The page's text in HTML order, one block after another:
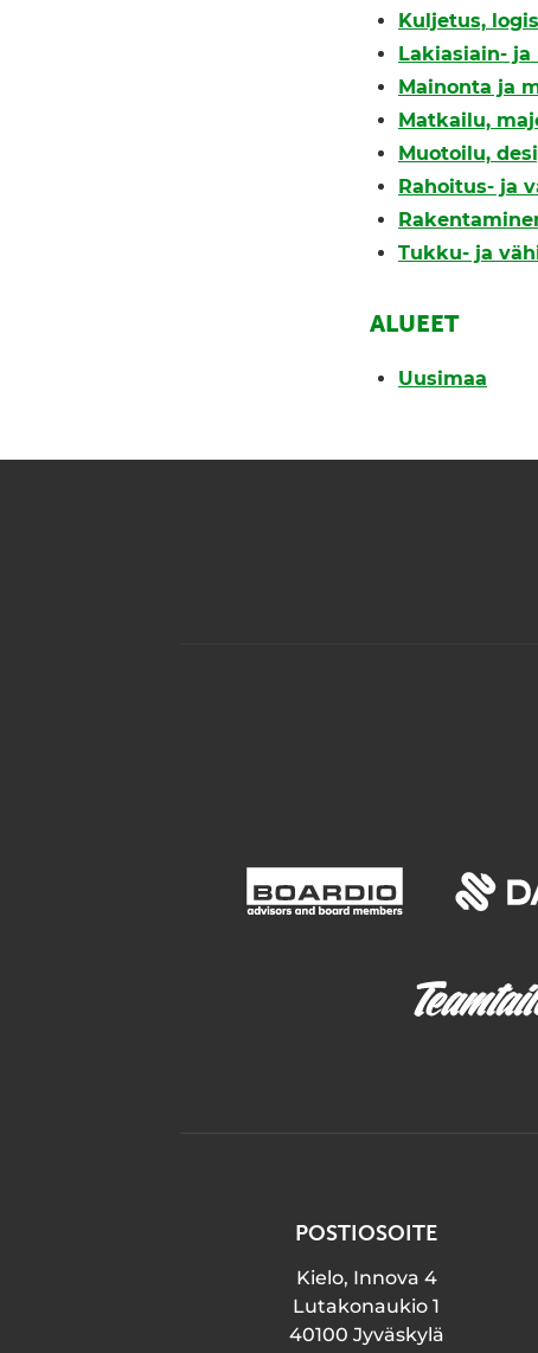
Kuljetus,
Lakiasiain-
Mainonta ja
Matkailu,
Muotoilu,
Rahoitus- ja
Tukku- ja
ALUEET
Uusimaa
POSTIOSOITE
Kielo, Innova 4
Lutakonaukio 1
40100 Jyväskylä